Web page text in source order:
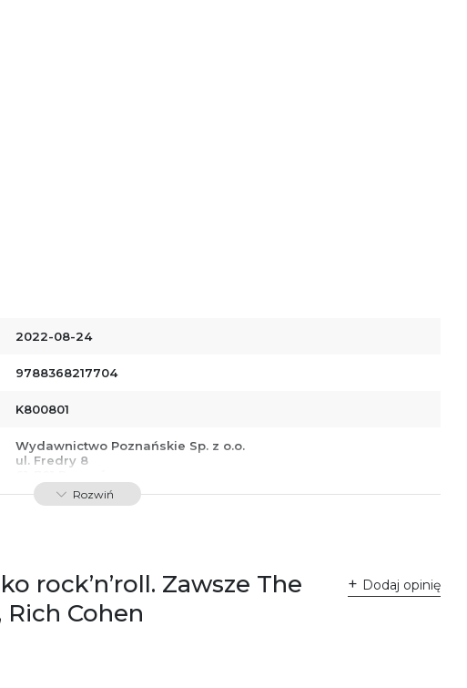
2022-08-24
9788368217704
K800801
Wydawnictwo Poznańskie Sp. z o.o.
ul. Fredry 8
Polska
kontakt@wydajenamsie.pl
Rozwiń
rock’n’roll. Zawsze The
Cohen
Dodaj opinię